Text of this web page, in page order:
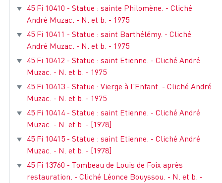
45 Fi 10410 - Statue : sainte Philomène. - Cliché
André Muzac. - N. et b. - 1975
45 Fi 10411 - Statue : saint Barthélémy. - Cliché
André Muzac. - N. et b. - 1975
45 Fi 10412 - Statue : saint Etienne. - Cliché André
Muzac. - N. et b. - 1975
45 Fi 10413 - Statue : Vierge à l'Enfant. - Cliché André
Muzac. - N. et b. - 1975
45 Fi 10414 - Statue : saint Etienne. - Cliché André
Muzac. - N. et b. - [1978]
45 Fi 10415 - Statue : saint Etienne. - Cliché André
Muzac. - N. et b. - [1978]
45 Fi 13760 - Tombeau de Louis de Foix après
restauration. - Cliché Léonce Bouyssou. - N. et b. -